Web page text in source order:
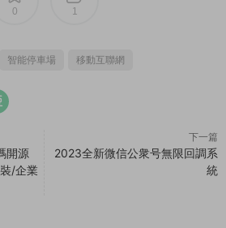
0 1
智能停車場 移動互聯網
開源
/企業
下一篇
2023全新微信公衆号無限回調系
統